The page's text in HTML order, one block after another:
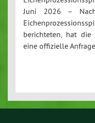
Juni 2026 –
berichteten, hat die
eine offizielle